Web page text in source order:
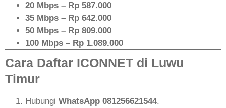
20 Mbps – Rp 587.000
35 Mbps – Rp 642.000
50 Mbps – Rp 809.000
100 Mbps – Rp 1.089.000
Cara Daftar ICONNET di Luwu
Timur
Hubungi WhatsApp 081256621544.